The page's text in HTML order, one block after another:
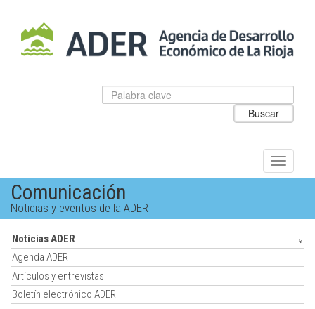
Salto
al
contenido
Datos
para
Introduzca
el
Buscar
Alternar
Comunicación
Noticias y eventos de la ADER
Noticias ADER
Agenda ADER
Artículos y entrevistas
Boletín electrónico ADER